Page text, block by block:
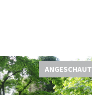
ANGESCHAUT